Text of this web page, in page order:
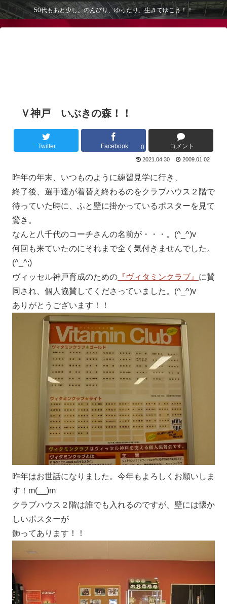
50代もあと少し。のんびり、ゆったり、生きてゆこう！！
Ｖ神戸 いぶきの森！！
Twitter Facebook 0 コメント
2021.04.30 2009.01.02
昨年の年末、いつものように練習見学に行き、
終了後、選手達が着替え終わるのをクラブハウス２階で
待っていた時に、ふと壁に掛かっているポスターを見て
驚き。
なんと八千代のコーチさんの名前が・・・。(^_^)v
何回も来ていたのにそれまで全く気付きませんでした。
(^_^;)
ヴィッセル神戸育成のための 『ヴィタミンクラブ』 に賛
同され、個人協賛してくださっていました。(^_^)v
ありがとうございます！！
昨年はお世話になりました。今年もよろしくお願いしま
す！m(__)m
クラブハウス２階は誰でも入れるのですが、壁には懐か
しいポスターが
飾ってあります！！